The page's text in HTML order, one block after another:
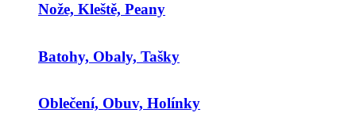
Nože, Kleště, Peany
Batohy, Obaly, Tašky
Oblečení, Obuv, Holínky